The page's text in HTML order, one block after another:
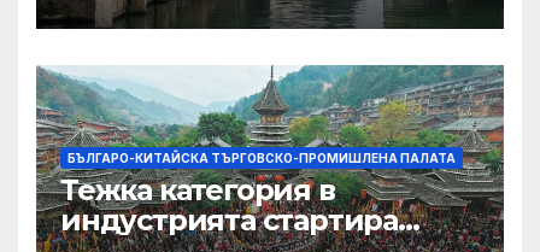
БЪЛГАРО-КИТАЙСКА ТЪРГОВСКО-ПРОМИШЛЕНА ПАЛАТА
Тежка категория в
индустрията стартира